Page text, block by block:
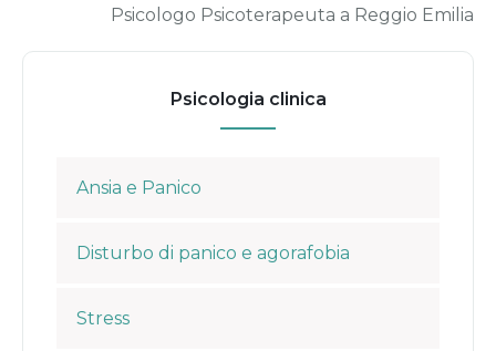
Psicologo Psicoterapeuta a Reggio Emilia
Psicologia clinica
Ansia e Panico
Disturbo di panico e agorafobia
Stress